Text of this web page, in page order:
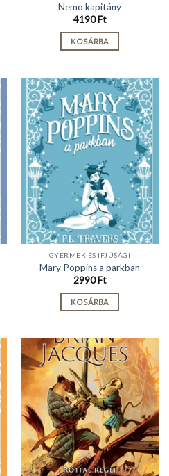
Nemo kapitány
4190Ft
KOSÁRBA
GYERMEK ÉS IFJÚSÁGI
Mary Poppins a parkban
2990Ft
KOSÁRBA